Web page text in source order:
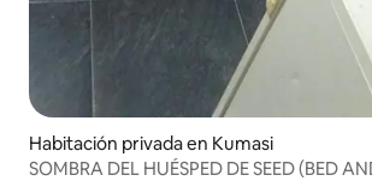
Habitación privada en Kumasi
SOMBRA DEL HUÉSPED DE SEED (BED